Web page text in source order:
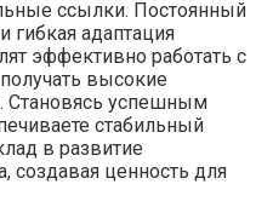
ссылки. Постоянный
гибкая адаптация
эффективно работать с
высокие
Становясь успешным
стабильный
в развитие
создавая ценность для